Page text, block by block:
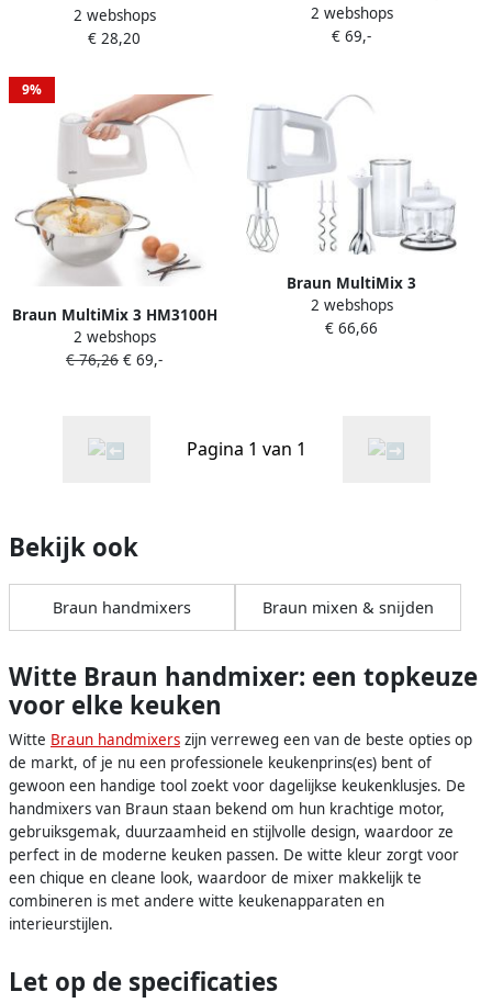
HM1100WH handmixer
2 webshops
€ 28,20
3145 WH 0 35 l Staafmixer
750 W Wit
2 webshops
€ 69,-
9%
Braun MultiMix 3 HM3100H
| Mixers | Keuken&Koken
Keukenapparaten |
2 webshops
€ 76,26 € 69,-
Braun MultiMix 3
HM3137WH | Mixers |
Keuken&Koken
2 webshops
€ 66,66
Pagina 1 van 1
Bekijk ook
Braun handmixers Braun mixen & snijden
Witte Braun handmixer: een topkeuze
voor elke keuken
Witte Braun handmixers zijn verreweg een van de beste opties op
de markt, of je nu een professionele keukenprins(es) bent of
gewoon een handige tool zoekt voor dagelijkse keukenklusjes. De
handmixers van Braun staan bekend om hun krachtige motor,
gebruiksgemak, duurzaamheid en stijlvolle design, waardoor ze
perfect in de moderne keuken passen. De witte kleur zorgt voor
een chique en cleane look, waardoor de mixer makkelijk te
combineren is met andere witte keukenapparaten en
interieurstijlen.
Let op de specificaties